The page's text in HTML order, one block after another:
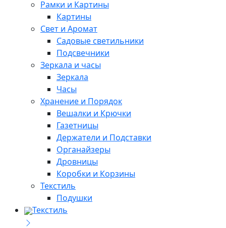
Рамки и Картины
Картины
Свет и Аромат
Садовые светильники
Подсвечники
Зеркала и часы
Зеркала
Часы
Хранение и Порядок
Вешалки и Крючки
Газетницы
Держатели и Подставки
Органайзеры
Дровницы
Коробки и Корзины
Текстиль
Подушки
Текстиль